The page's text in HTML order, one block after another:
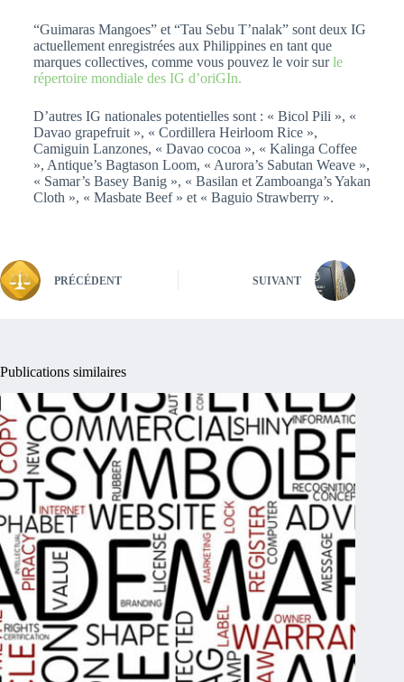
“Guimaras Mangoes” et “Tau Sebu T’nalak” sont deux IG
actuellement enregistrées aux Philippines en tant que
marques collectives, comme vous pouvez le voir surle
répertoire mondiale des IG d’oriGIn.
D’autres IG nationales potentielles sont : « Bicol Pili », «
Davao grapefruit », « Cordillera Heirloom Rice »,
Camiguin Lanzones, « Davao cocoa », « Kalinga Coffee
», Antique’s Bagtason Loom, « Aurora’s Sabutan Weave »,
« Samar’s Basey Banig », « Basilan et Zamboanga’s Yakan
Cloth », « Masbate Beef » et « Baguio Strawberry ».
PRÉCÉDENT SUIVANT
Publications similaires